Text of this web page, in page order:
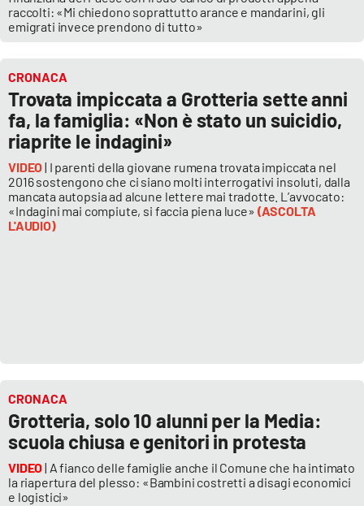
raccolti: «Mi chiedono soprattutto arance e mandarini, gli
emigrati invece prendono di tutto»
CRONACA
Trovata impiccata a Grotteria sette anni
fa, la famiglia: «Non è stato un suicidio,
riaprite le indagini»
VIDEO| I parenti della giovane rumena trovata impiccata nel
2016 sostengono che ci siano molti interrogativi insoluti, dalla
mancata autopsia ad alcune lettere mai tradotte. L’avvocato:
«Indagini mai compiute, si faccia piena luce» (ASCOLTA
L'AUDIO)
CRONACA
Grotteria, solo 10 alunni per la Media:
scuola chiusa e genitori in protesta
VIDEO| A fianco delle famiglie anche il Comune che ha intimato
la riapertura del plesso: «Bambini costretti a disagi economici
e logistici»